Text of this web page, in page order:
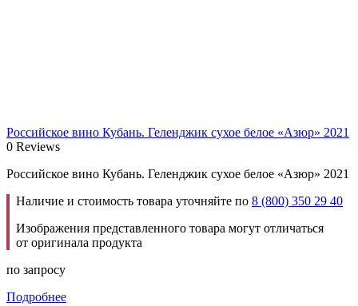
Российское вино Кубань. Геленджик сухое белое «Азюр» 2021
0 Reviews
Российское вино Кубань. Геленджик сухое белое «Азюр» 2021
Наличие и стоимость товара уточняйте по 8 (800) 350 29 40
Изображения представленного товара могут отличаться
от оригинала продукта
по запросу
Подробнее